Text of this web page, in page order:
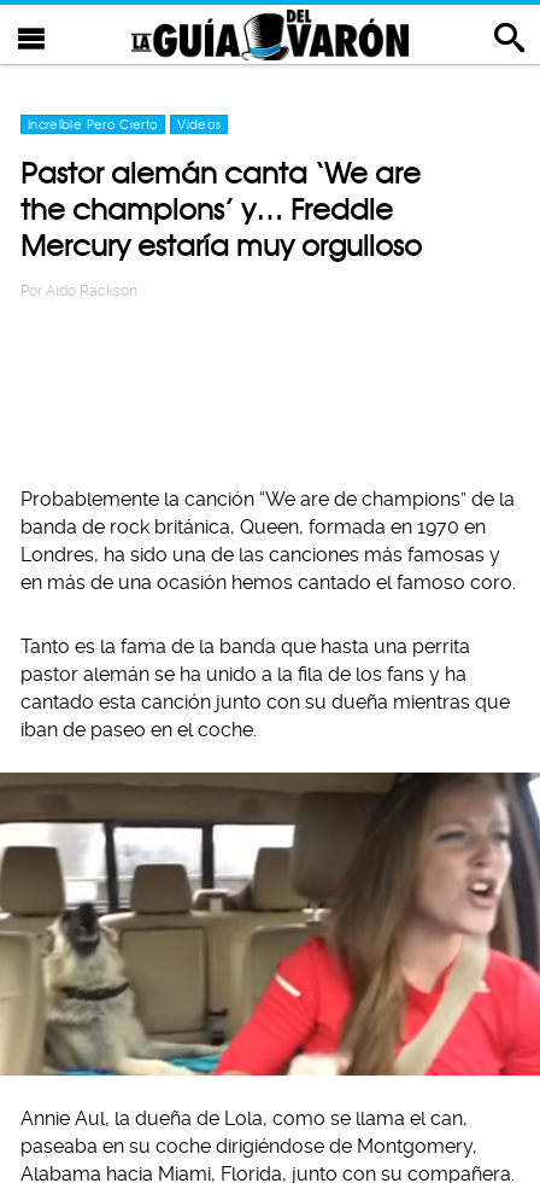
Increíble Pero Cierto Videos
Pastor alemán canta ‘We are
the champions’ y… Freddie
Mercury estaría muy orgulloso
Por Aldo Rackson
Probablemente la canción “We are de champions” de la
banda de rock británica, Queen, formada en 1970 en
Londres, ha sido una de las canciones más famosas y
en más de una ocasión hemos cantado el famoso coro.
Tanto es la fama de la banda que hasta una perrita
pastor alemán se ha unido a la fila de los fans y ha
cantado esta canción junto con su dueña mientras que
iban de paseo en el coche.
Annie Aul, la dueña de Lola, como se llama el can,
paseaba en su coche dirigiéndose de Montgomery,
Alabama hacia Miami, Florida, junto con su compañera.